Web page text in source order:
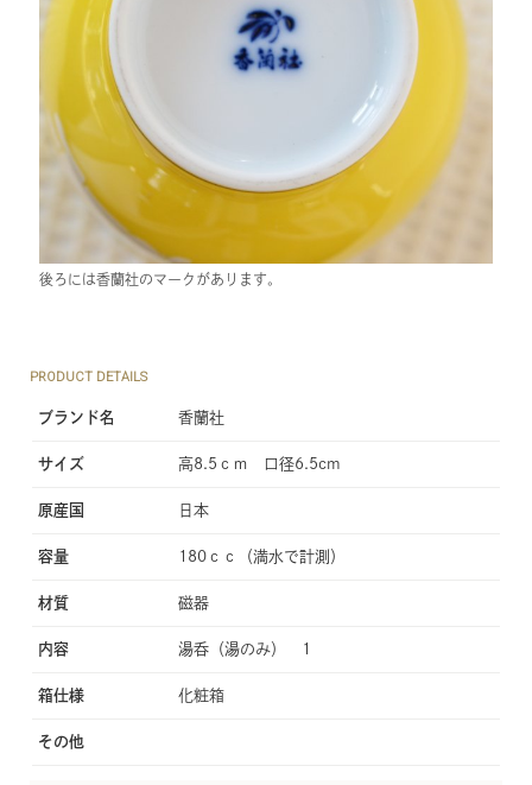
後ろには香蘭社のマークがあります。
PRODUCT DETAILS
ブランド名 香蘭社
サイズ 高8.5ｃｍ 口径6.5cm
原産国 日本
容量 180ｃｃ（満水で計測）
材質 磁器
内容 湯呑（湯のみ） 1
箱仕様 化粧箱
その他